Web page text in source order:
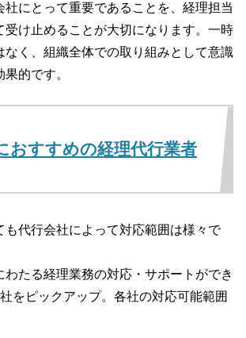
社にとって重要であることを、経理担当
受け止めることが大切になります。一時
なく、組織全体での取り組みとして意識
的です。
おすすめの経理代行業者
も代行会社によって対応範囲は様々で
わたる経理業務の対応・サポートができ
をピックアップ。各社の対応可能範囲